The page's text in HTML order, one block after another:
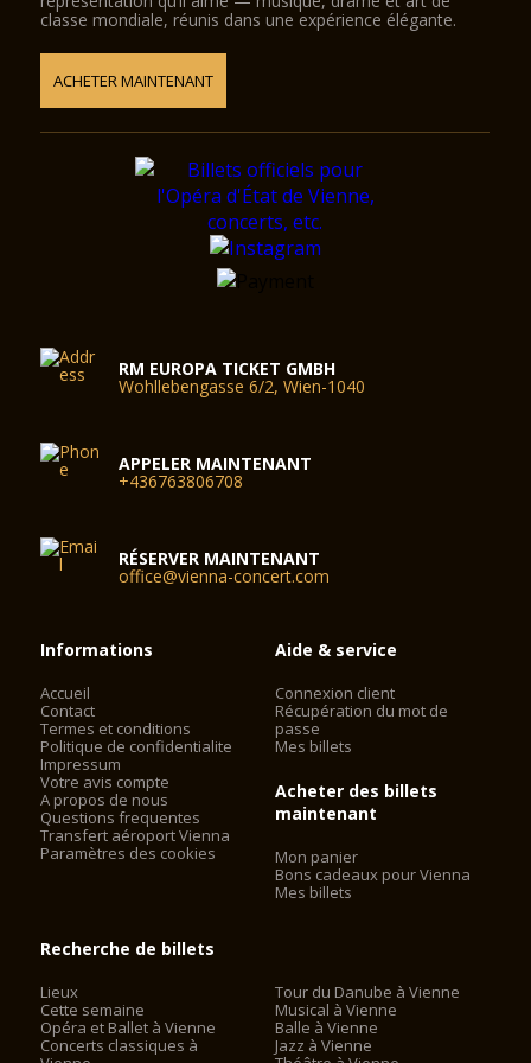
380 visiteurs.
classe mondiale, réunis dans une expérience élégante.
ACHETER MAINTENANT
RM EUROPA TICKET GMBH
Wohllebengasse 6/2, Wien-1040
APPELER MAINTENANT
+436763806708
RÉSERVER MAINTENANT
office@vienna-concert.com
Informations
Accueil
Contact
Termes et conditions
Politique de confidentialite
Impressum
Votre avis compte
A propos de nous
Questions frequentes
Transfert aéroport Vienna
Paramètres des cookies
Aide & service
Connexion client
Récupération du mot de
passe
Mes billets
Acheter des billets
maintenant
Mon panier
Bons cadeaux pour Vienna
Mes billets
Recherche de billets
Lieux
Cette semaine
Opéra et Ballet à Vienne
Concerts classiques à
Tour du Danube à Vienne
Musical à Vienne
Balle à Vienne
Jazz à Vienne